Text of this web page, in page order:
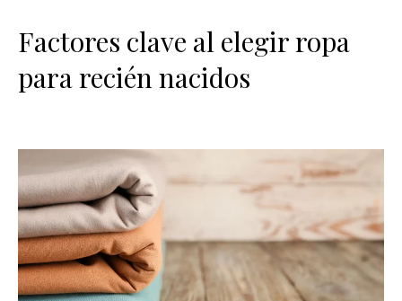
Factores clave al elegir ropa
para recién nacidos